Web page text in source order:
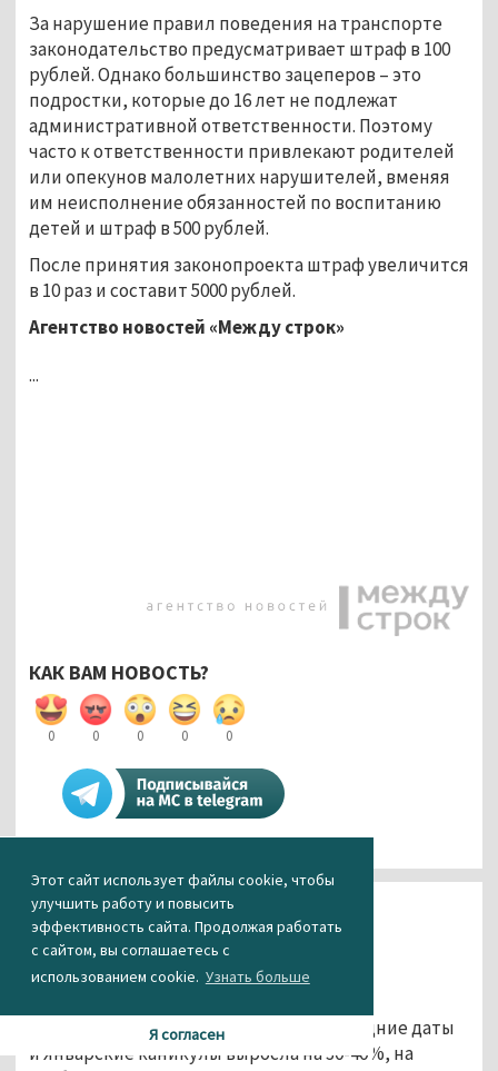
Этот сайт использует файлы cookie, чтобы
улучшить работу и повысить
эффективность сайта. Продолжая работать
с сайтом, вы соглашаетесь с
использованием cookie. Узнать больше
Я согласен
За нарушение правил поведения на транспорте
законодательство предусматривает штраф в 100
рублей. Однако большинство зацеперов – это
подростки, которые до 16 лет не подлежат
административной ответственности. Поэтому
часто к ответственности привлекают родителей
или опекунов малолетних нарушителей, вменяя
им неисполнение обязанностей по воспитанию
детей и штраф в 500 рублей.
После принятия законопроекта штраф увеличится
в 10 раз и составит 5000 рублей.
Агентство новостей «Между строк»
...
КАК ВАМ НОВОСТЬ?
0 0 0 0 0
В России цены на новогодние
авиабилеты выросли на 50%
28.11.2016 11:31
Стоимость авиабилетов на предновогодние даты
и январские каникулы выросла на 30-40%, на